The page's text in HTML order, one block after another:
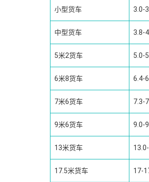
小型货车 3.0-
中型货车 3.8-
5米2货车 5.0-
6米8货车 6.4-
7米6货车 7.3-
9米6货车 9.0-
13米货车
17.5米货车 17-